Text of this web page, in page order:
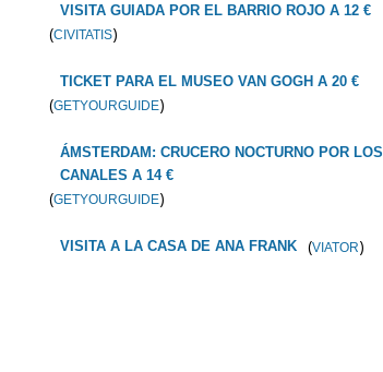
VISITA GUIADA POR EL BARRIO ROJO A 12 €
(CIVITATIS)
TICKET PARA EL MUSEO VAN GOGH A 20 €
(GETYOURGUIDE)
ÁMSTERDAM: CRUCERO NOCTURNO POR LOS
CANALES A 14 €
(GETYOURGUIDE)
VISITA A LA CASA DE ANA FRANK (VIATOR)